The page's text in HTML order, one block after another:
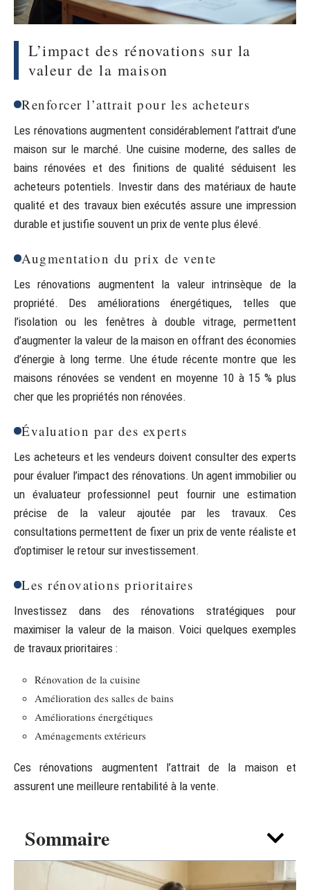
Sommaire
L’impact des rénovations sur la
valeur de la maison
Renforcer l’attrait pour les acheteurs
Les rénovations augmentent considérablement l’attrait d’une
maison sur le marché. Une cuisine moderne, des salles de
bains rénovées et des finitions de qualité séduisent les
acheteurs potentiels. Investir dans des matériaux de haute
qualité et des travaux bien exécutés assure une impression
durable et justifie souvent un prix de vente plus élevé.
Augmentation du prix de vente
Les rénovations augmentent la valeur intrinsèque de la
propriété. Des améliorations énergétiques, telles que
l’isolation ou les fenêtres à double vitrage, permettent
d’augmenter la valeur de la maison en offrant des économies
d’énergie à long terme. Une étude récente montre que les
maisons rénovées se vendent en moyenne 10 à 15 % plus
cher que les propriétés non rénovées.
Évaluation par des experts
Les acheteurs et les vendeurs doivent consulter des experts
pour évaluer l’impact des rénovations. Un agent immobilier ou
un évaluateur professionnel peut fournir une estimation
précise de la valeur ajoutée par les travaux. Ces
consultations permettent de fixer un prix de vente réaliste et
d’optimiser le retour sur investissement.
Les rénovations prioritaires
Investissez dans des rénovations stratégiques pour
maximiser la valeur de la maison. Voici quelques exemples
de travaux prioritaires :
Rénovation de la cuisine
Amélioration des salles de bains
Améliorations énergétiques
Aménagements extérieurs
Ces rénovations augmentent l’attrait de la maison et
assurent une meilleure rentabilité à la vente.